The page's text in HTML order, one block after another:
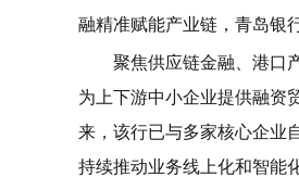
融精准赋能产业链，青岛银
聚焦供应链金融、港口
为上下游中小企业提供融资
来，该行已与多家核心企业
持续推动业务线上化和智能